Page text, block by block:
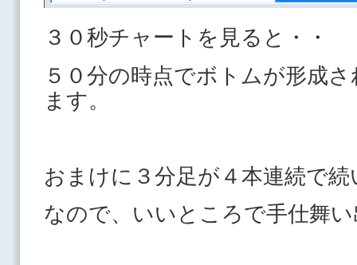
３０秒チャートを見ると・・
５０分の時点でボトムが形成
ます。
おまけに３分足が４本連続で
なので、いいところで手仕舞